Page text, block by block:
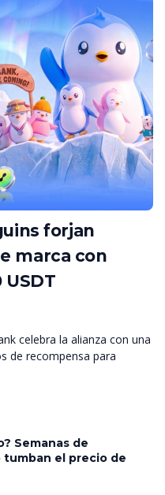
forjan
marca con
USDT
celebra la alianza con una
de recompensa para
Semanas de
el precio de